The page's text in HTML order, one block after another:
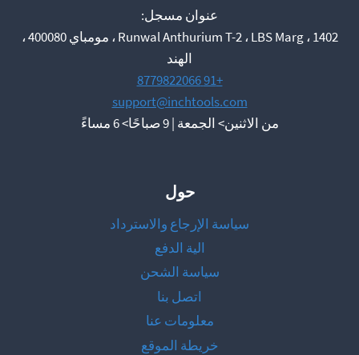
عنوان مسجل:
1402 ، Runwal Anthurium T-2 ، LBS Marg ، مومباي 400080 ،
الهند
+91 8779822066
support@inchtools.com
من الاثنين> الجمعة | 9 صباحًا> 6 مساءً
حول
سياسة الإرجاع والاسترداد
الية الدفع
سياسة الشحن
اتصل بنا
معلومات عنا
خريطة الموقع